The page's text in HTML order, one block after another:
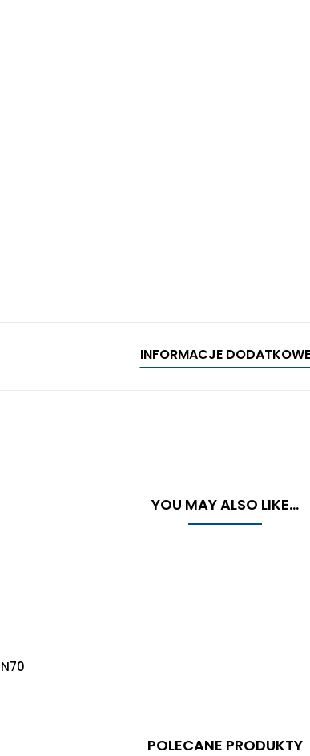
INFORMACJE DODATKOWE
YOU MAY ALSO LIKE…
POLECANE PRODUKTY